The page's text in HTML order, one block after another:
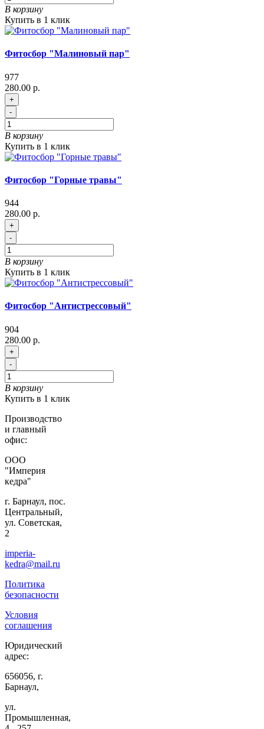
В корзину
Купить в 1 клик
Фитосбор "Малиновый пар"
977
280.00 р.
+
-
В корзину
Купить в 1 клик
Фитосбор "Горные травы"
944
280.00 р.
+
-
В корзину
Купить в 1 клик
Фитосбор "Антистрессовый"
904
280.00 р.
+
-
В корзину
Купить в 1 клик
Производство
и главный
офис:
ООО
"Империя
кедра"
г. Барнаул, пос.
Центральный,
ул. Советская,
2
imperia-
kedra@mail.ru
Политика
безопасности
Условия
соглашения
Юридический
адрес:
656056, г.
Барнаул,
ул.
Промышленная,